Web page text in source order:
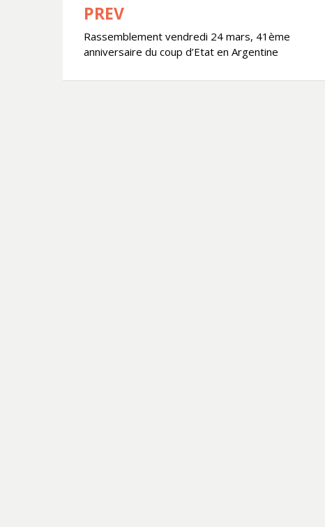
Navigation
de
PREV
Rassemblement vendredi 24 mars, 41ème
anniversaire du coup d’Etat en Argentine